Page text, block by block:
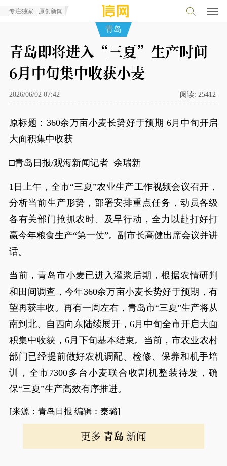
专注独家 · 原创新闻
青岛
青岛即将进入“三夏”生产时间
6月中旬集中收获小麦
2026/06/02 07:42 阅读: 25412
原标题：360余万亩小麦长势好于预期 6月中旬开启
大面积集中收获
□青岛日报/观海新闻记者 余瑞新
1日上午，全市“三夏”农业生产工作视频会议召开，
分析当前生产形势，部署安排重点任务，动员各级
各有关部门抢抓农时、及早行动，全力以赴打好打
赢今年粮食生产“第一仗”。副市长高健出席会议并讲
话。
当前，青岛市小麦已进入灌浆后期，根据农情研判
和田间调查，今年360余万亩小麦长势好于预期，有
望再获丰收。再有一周左右，青岛市“三夏”生产将从
南到北、自西向东陆续展开，6月中旬全市开启大面
积集中收获，6月下旬基本结束。当前，市农业农村
部门已经提前做好农机调配、检修、保养和机手培
训，全市7300多台小麦联合收割机整装待发，确
保“三夏”生产高效有序推进。
[来源：青岛日报 编辑：秦璐]
更多 青岛 新闻